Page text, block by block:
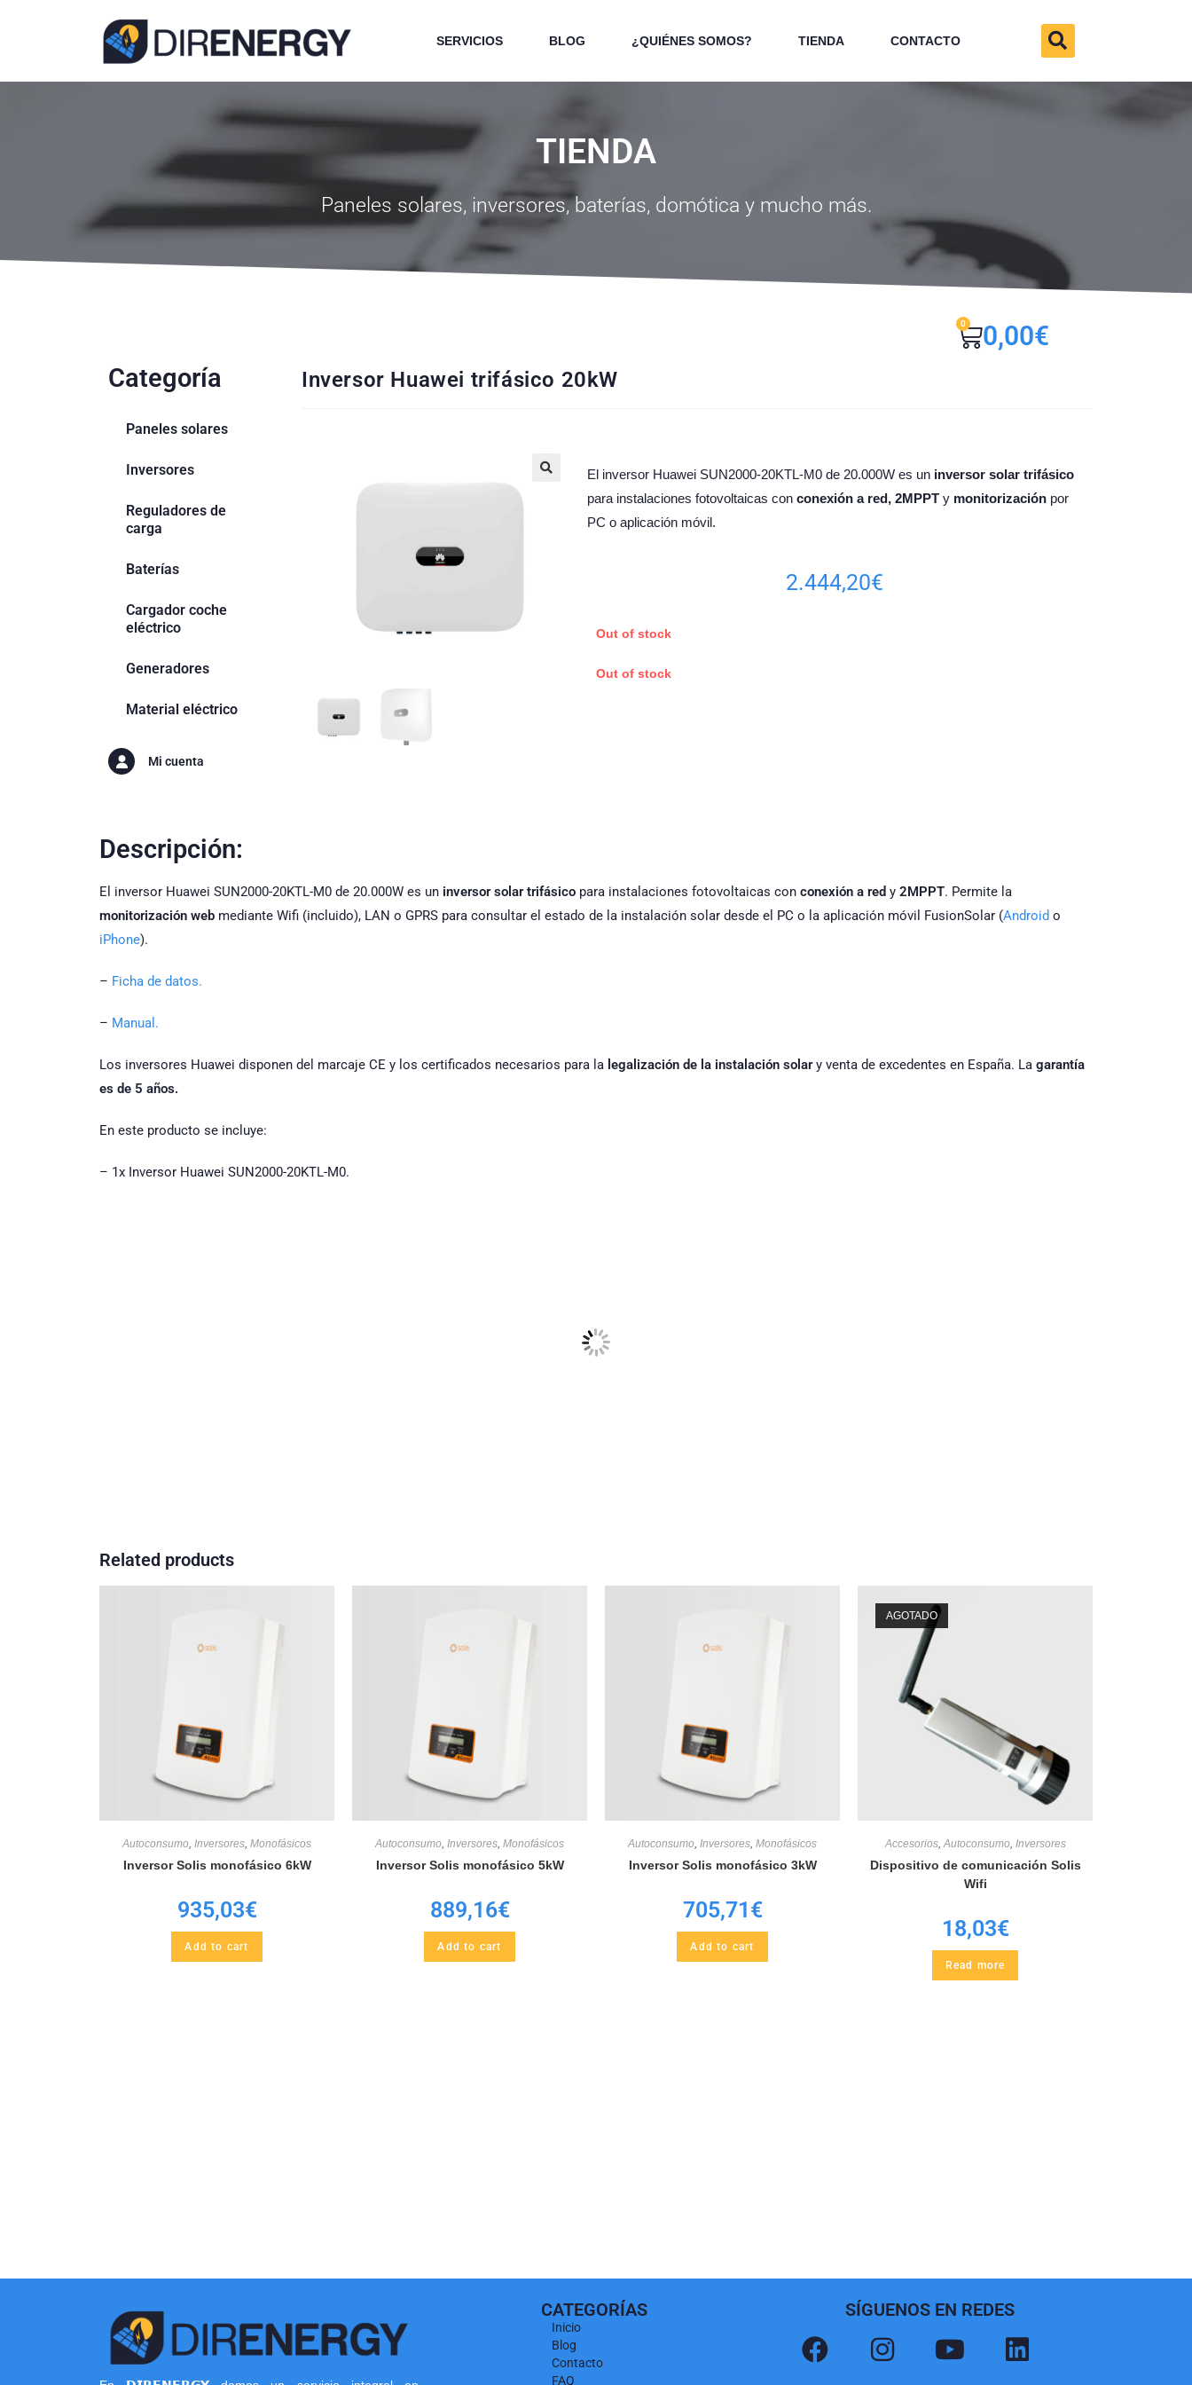
SERVICIOS BLOG ¿QUIÉNES SOMOS? TIENDA CONTACTO
TIENDA
Paneles solares, inversores, baterías, domótica y mucho más.
Categoría
Paneles solares
Inversores
Reguladores de
carga
Baterías
Cargador coche
eléctrico
Generadores
Material eléctrico
Mi cuenta
0,00€
0
Inversor Huawei trifásico 20kW
El inversor Huawei SUN2000-20KTL-M0 de 20.000W es un inversor solar trifásico
para instalaciones fotovoltaicas conconexión a red, 2MPPT y monitorización por
PC o aplicación móvil.
2.444,20€
Out of stock
Out of stock
Descripción:
El inversor Huawei SUN2000-20KTL-M0 de 20.000W es un inversor solar trifásico para instalaciones fotovoltaicas con conexión a red y 2MPPT. Permite la
monitorización web mediante Wifi (incluido), LAN o GPRS para consultar el estado de la instalación solar desde el PC o la aplicación móvil FusionSolar (Android o
iPhone).
– Ficha de datos.
– Manual.
Los inversores Huawei disponen del marcaje CE y los certificados necesarios para la legalización de la instalación solary venta de excedentes en España. La garantía
es de 5 años.
En este producto se incluye:
– 1x Inversor Huawei SUN2000-20KTL-M0.
Related products
Autoconsumo, Inversores, Monofásicos
Inversor Solis monofásico 6kW
935,03€
Add to cart
Autoconsumo, Inversores, Monofásicos
Inversor Solis monofásico 5kW
889,16€
Add to cart
Autoconsumo, Inversores, Monofásicos
Inversor Solis monofásico 3kW
705,71€
Add to cart
AGOTADO
Accesorios,Autoconsumo, Inversores
Dispositivo de comunicación Solis
Wifi
18,03€
Read more
CATEGORÍAS
Inicio
Blog
Contacto
FAQ
SÍGUENOS EN REDES